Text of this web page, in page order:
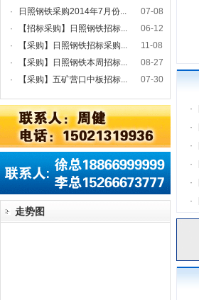
·
日照钢铁采购2014年7月份...
07-08
·
【招标采购】日照钢铁招标...
06-12
·
【采购】日照钢铁招标采购...
11-08
·
【采购】日照钢铁本周招标...
08-27
·
【采购】五矿营口中板招标... 07-30
走势图
·
·
·
·
·
·